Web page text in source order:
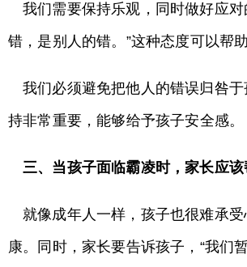
我们需要保持乐观，同时做好应
错，是别人的错。”这种态度可以帮
我们必须避免把他人的错误归咎
持非常重要，能够给予孩子安全感。
三、当孩子面临霸凌时，家长应
就像成年人一样，孩子也很难承
康。同时，家长要告诉孩子，“我们